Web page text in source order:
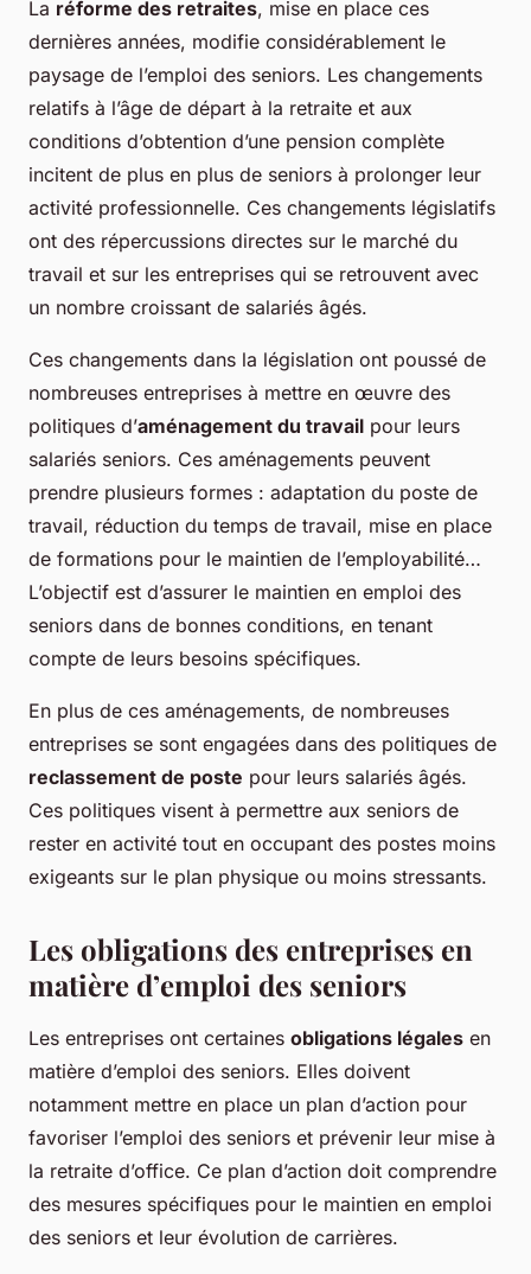
La réforme des retraites, mise en place ces
dernières années, modifie considérablement le
paysage de l’emploi des seniors. Les changements
relatifs à l’âge de départ à la retraite et aux
conditions d’obtention d’une pension complète
incitent de plus en plus de seniors à prolonger leur
activité professionnelle. Ces changements législatifs
ont des répercussions directes sur le marché du
travail et sur les entreprises qui se retrouvent avec
un nombre croissant de salariés âgés.
Ces changements dans la législation ont poussé de
nombreuses entreprises à mettre en œuvre des
politiques d’aménagement du travail pour leurs
salariés seniors. Ces aménagements peuvent
prendre plusieurs formes : adaptation du poste de
travail, réduction du temps de travail, mise en place
de formations pour le maintien de l’employabilité…
L’objectif est d’assurer le maintien en emploi des
seniors dans de bonnes conditions, en tenant
compte de leurs besoins spécifiques.
En plus de ces aménagements, de nombreuses
entreprises se sont engagées dans des politiques de
reclassement de poste pour leurs salariés âgés.
Ces politiques visent à permettre aux seniors de
rester en activité tout en occupant des postes moins
exigeants sur le plan physique ou moins stressants.
Les obligations des entreprises en
matière d’emploi des seniors
Les entreprises ont certaines obligations légales en
matière d’emploi des seniors. Elles doivent
notamment mettre en place un plan d’action pour
favoriser l’emploi des seniors et prévenir leur mise à
la retraite d’office. Ce plan d’action doit comprendre
des mesures spécifiques pour le maintien en emploi
des seniors et leur évolution de carrières.